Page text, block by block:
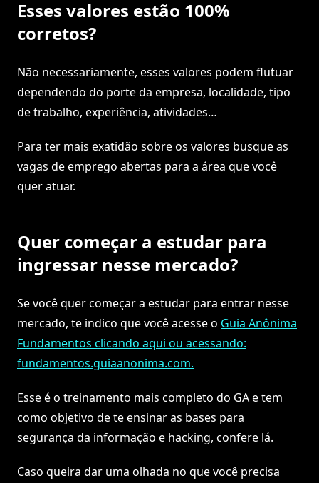
Esses valores estão 100%
corretos?
Não necessariamente, esses valores podem flutuar
dependendo do porte da empresa, localidade, tipo
de trabalho, experiência, atividades…
Para ter mais exatidão sobre os valores busque as
vagas de emprego abertas para a área que você
quer atuar.
Quer começar a estudar para
ingressar nesse mercado?
Se você quer começar a estudar para entrar nesse
mercado, te indico que você acesse o Guia Anônima
Fundamentos clicando aqui ou acessando:
fundamentos.guiaanonima.com.
Esse é o treinamento mais completo do GA e tem
como objetivo de te ensinar as bases para
segurança da informação e hacking, confere lá.
Caso queira dar uma olhada no que você precisa